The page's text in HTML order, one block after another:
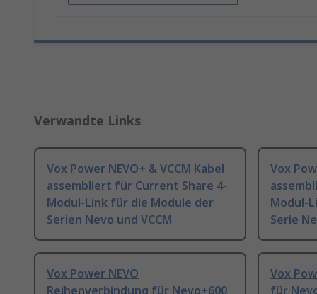
Verwandte Links
Vox Power NEVO+ & VCCM Kabel
assembliert für Current Share 4-
Modul-Link für die Module der
Serien Nevo und VCCM
Vox
Modul-
Serie
Vox Power NEVO
Reihenverbindung für Nevo+600
Vox
für